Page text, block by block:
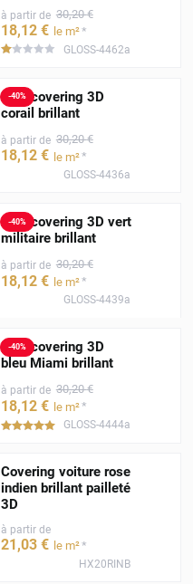
à partir de 30,20 €
18,12 € le m²*
***** GLOSS-4462a
-40%
Film covering 3D
corail brillant
à partir de 30,20 €
18,12 € le m²*
GLOSS-4436a
-40%
Film covering 3D vert
militaire brillant
à partir de 30,20 €
18,12 € le m²*
GLOSS-4439a
-40%
Film covering 3D
bleu Miami brillant
à partir de 30,20 €
18,12 € le m²*
*****
GLOSS-4444a
Covering voiture rose
indien brillant pailleté
3D
à partir de
21 ,03 € le m²*
HX20RINB